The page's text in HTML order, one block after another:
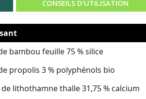
CONSEILS D’UTILISATION
bambou feuille 75 % silice
propolis 3 % polyphénols bio
lithothamne thalle 31,75 % calcium